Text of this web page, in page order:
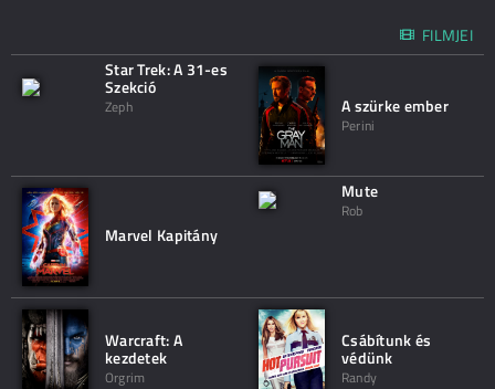
FILMJEI
Star Trek: A 31-es
Szekció
Zeph A szürke ember
Perini
Marvel Kapitány
Mute
Rob
Warcraft: A
kezdetek
Orgrim
Csábítunk és
védünk
Randy